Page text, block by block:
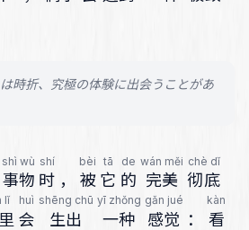
時折、究極の体験に出会うことがあ
shì wù
事物
shí
时 ，
bèi
被
tā
它
de
的
wán měi
完美
chè dǐ
彻底
lǐ huì
会
shēng chū
生出
yī zhǒng
一种
gǎn jué
感觉 ：
kàn
看